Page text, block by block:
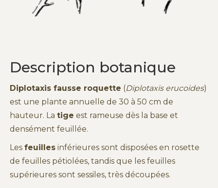
Description botanique
Diplotaxis fausse roquette (Diplotaxis erucoides)
est une plante annuelle de 30 à 50 cm de
hauteur. La tige est rameuse dès la base et
densément feuillée.
Les feuilles inférieures sont disposées en rosette
de feuilles pétiolées, tandis que les feuilles
supérieures sont sessiles, très découpées.